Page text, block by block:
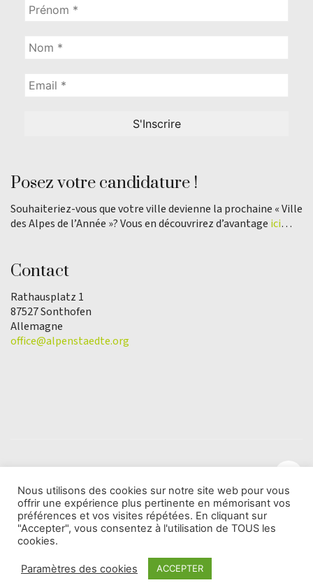
Posez votre candidature !
Souhaiteriez-vous que votre ville devienne la prochaine « Ville
des Alpes de l’Année »? Vous en découvrirez d’avantage ici…
Contact
Rathausplatz 1
87527 Sonthofen
Allemagne
office@alpenstaedte.org
© Copyright 2025 | L'association Ville des Alpes de
l'Année |Protection des données
Nous utilisons des cookies sur notre site web pour vous
offrir une expérience plus pertinente en mémorisant vos
préférences et vos visites répétées. En cliquant sur
"Accepter", vous consentez à l'utilisation de TOUS les
cookies.
Paramètres des cookies ACCEPTER